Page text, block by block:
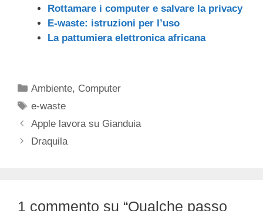
Rottamare i computer e salvare la privacy
E-waste: istruzioni per l’uso
La pattumiera elettronica africana
Categorie
Ambiente, Computer
Tag
e-waste
Apple lavora su Gianduia
Draquila
1 commento su “Qualche passo